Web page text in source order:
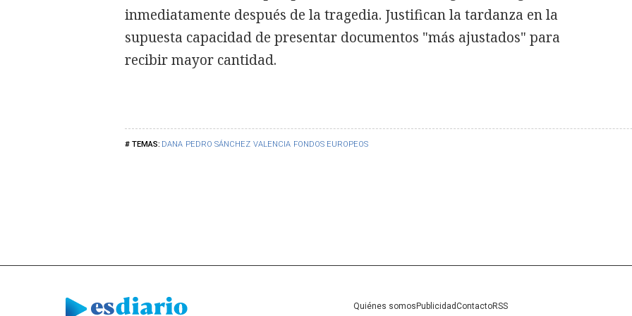
DANA PEDRO SÁNCHEZ VALENCIA FONDOS EUROPEOS
inmediatamente después de la tragedia. Justifican la tardanza en la
supuesta capacidad de presentar documentos "más ajustados" para
recibir mayor cantidad.
Quiénes somos PublicidadContactoRSS